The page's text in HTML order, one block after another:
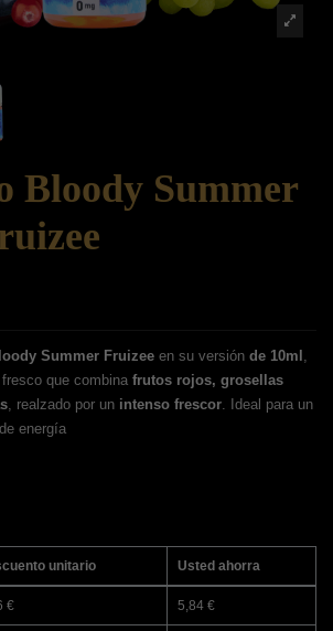
Bloody Summer
Summer Fruizee en su versión de 10ml ,
que combina frutos rojos, grosellas
, realzado por un intenso frescor. Ideal para un
energía
unitario Usted ahorra
€ 5,84 €